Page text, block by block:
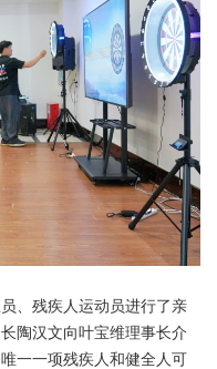
、残疾人运动员进行了亲
陶汉文向叶宝维理事长介
一一项残疾人和健全人可